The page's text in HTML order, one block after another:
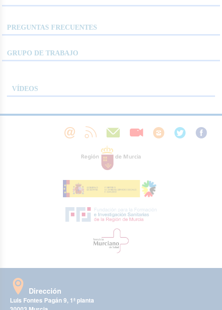
PREGUNTAS FRECUENTES
GRUPO DE TRABAJO
VÍDEOS
Dirección
Luis Fontes Pagán 9, 1ª planta